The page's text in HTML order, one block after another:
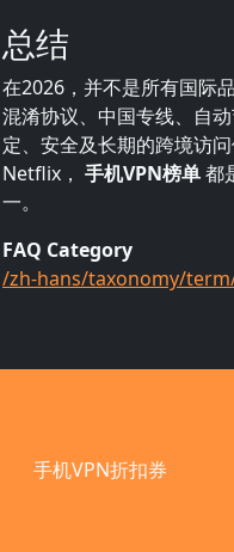
总结
在2026，并不是所有国际
混淆协议、中国专线、自
定、安全及长期的跨境访
Netflix， 手机VPN榜单都
一。
FAQ Category
/zh-hans/taxonomy/
手机VPN折扣券